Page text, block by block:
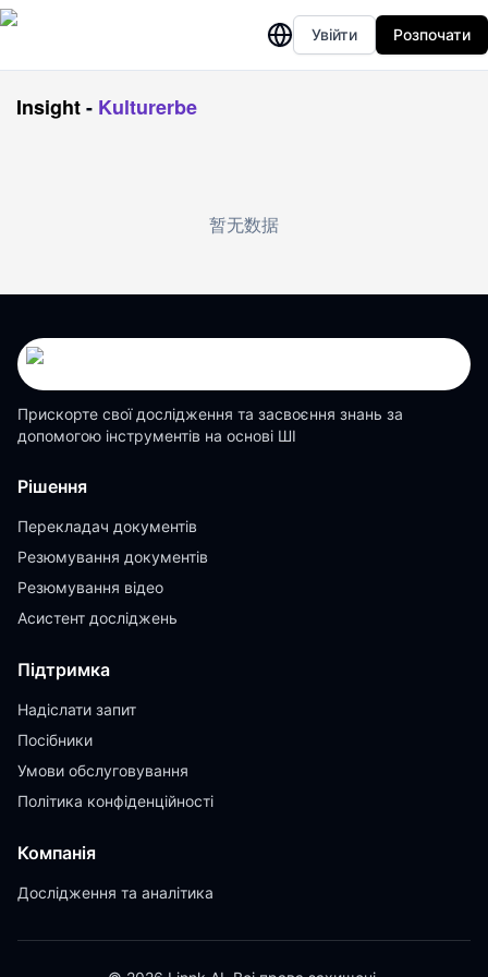
Увійти Розпочати
Insight- Kulturerbe
暂无数据
Прискорте свої дослідження та засвоєння знань за
допомогою інструментів на основі ШІ
Рішення
Перекладач документів
Резюмування документів
Резюмування відео
Асистент досліджень
Підтримка
Надіслати запит
Посібники
Умови обслуговування
Політика конфіденційності
Компанія
Дослідження та аналітика